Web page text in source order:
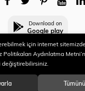
Download on
Google play
HERYENİ. Tüm hakları
için internet
Politikaları Aydınlatma